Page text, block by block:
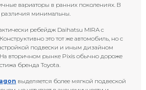
вариаторы в ранних поколениях. В
различия минимальны.
ребейдж Daihatsu MIRA с
это тот же автомобиль, но с
подвески и иным дизайном
На вторичном рынке Pixis обычно дороже
бренда Toyota.
выделяется более мягкой подвеской